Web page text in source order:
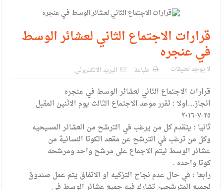
بيان اجتماع عمّان:دعم الوصاية الهاشمية التاريخية على المقدسات
الإسلامية والمسيحية
الأمن يتلف 16 مليون حبة كبتاجون و1480 كغم مواد مخدرة
النواب يقر مشروع تعديل قانون الملكية العقارية
القاضي يلتقي رؤساء تحرير الصحف اليومية ويؤكد حرص مجلس
النواب على شراكة فاعلة مع الإعلام
دعوة المكلفين بخدمة العلم (الدفعة الثالثة) إلى مراجعة منصة خدمة
العلم
الملك يتلقى اتصالا هاتفيا من العاهل البحريني
قرارات الاجتماع الثاني لعشائر الوسط
في عنجره
لا يوجد تعليقات طباعة البريد الالكترونى
قرارات الاجتماع الثاني لعشائر الوسط في عنجره
انجاز…اولا : تقرر موعد الاجتماع الثالث يوم الاثنين المقبل
٢٥-٧-٢٠١٦
ثانيا : يتقدم كل من يرغب في الترشح من العشائر المسيحيه
وكل من ترغب في الترشح عن مقعد الكوتا النسائية من
عشائر الوسط ليتم الاجماع على مرشح واحد ومرشحه
كوتا واحده .
رابعا : في حال عدم نجاح التزكيه او الاتفاق يتم عمل صندوق
لجميع المترشحين تشارك فيه جميع عشائر الوسط في